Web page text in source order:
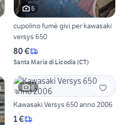
6
cupolino fumè givi per kawasaki
versys 650
80 €
Santa Maria di Licodia (CT)
6
Kawasaki Versys 650 anno 2006
1 €